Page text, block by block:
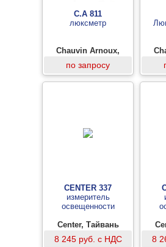
C.A 811
люксметр
Chauvin Arnoux,
по запросу
CENTER 337
измеритель
освещенности
Center, Тайвань
8 245 руб. с НДС 8